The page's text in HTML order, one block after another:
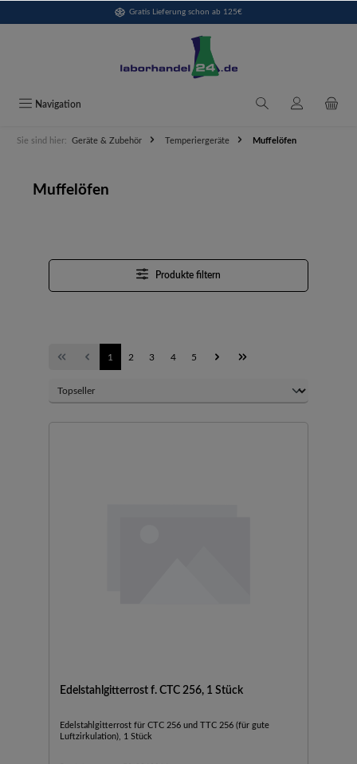
Gratis Lieferung schon ab 125€
Navigation
Sie sind hier: Geräte & Zubehör Temperiergeräte Muffelöfen
Muffelöfen
Produkte filtern
1 2 3 4 5
Edelstahlgitterrost f. CTC 256, 1 Stück
Edelstahlgitterrost für CTC 256 und TTC 256 (für gute
Luftzirkulation), 1 Stück